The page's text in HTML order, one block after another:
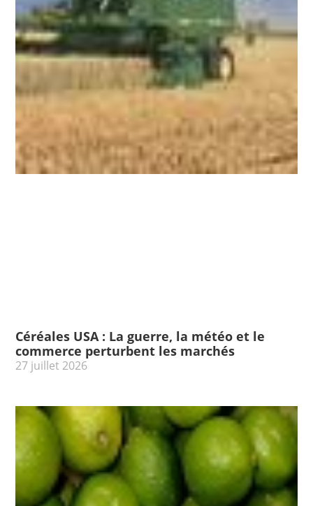
Céréales USA : La guerre, la météo et le
commerce perturbent les marchés
27 juillet 2026